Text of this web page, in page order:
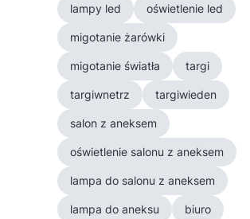
lampy led oświetlenie led
migotanie żarówki
migotanie światła targi
targiwnetrz targiwieden
salon z aneksem
oświetlenie salonu z aneksem
lampa do salonu z aneksem
lampa do aneksu biuro